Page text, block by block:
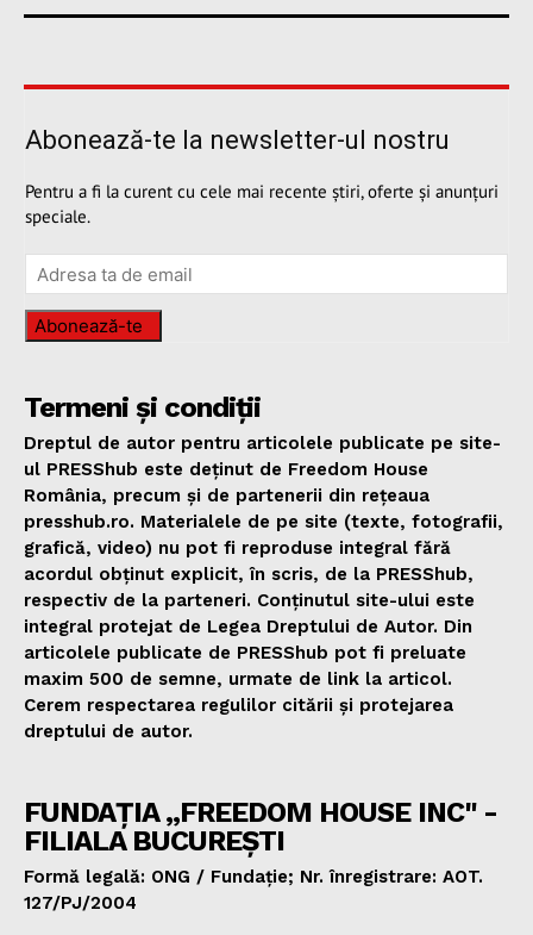
Abonează-te la newsletter-ul nostru
Pentru a fi la curent cu cele mai recente știri, oferte și anunțuri
speciale.
Abonează-te
Termeni și condiții
Dreptul de autor pentru articolele publicate pe site-
ul PRESShub este deținut de Freedom House
România, precum și de partenerii din rețeaua
presshub.ro. Materialele de pe site (texte, fotografii,
grafică, video) nu pot fi reproduse integral fără
acordul obținut explicit, în scris, de la PRESShub,
respectiv de la parteneri. Conținutul site-ului este
integral protejat de Legea Dreptului de Autor. Din
articolele publicate de PRESShub pot fi preluate
maxim 500 de semne, urmate de link la articol.
Cerem respectarea regulilor citării și protejarea
dreptului de autor.
FUNDAȚIA „FREEDOM HOUSE INC" -
FILIALA BUCUREȘTI
Formă legală: ONG / Fundație; Nr. înregistrare: AOT.
127/PJ/2004